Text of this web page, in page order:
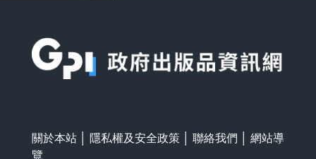
關於本站 隱私權及安全政策 聯絡我們
網站導
覽